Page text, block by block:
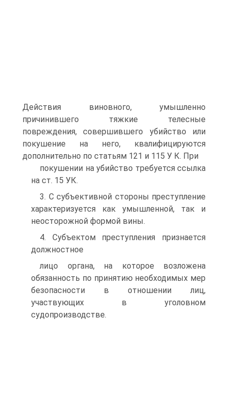
Действия виновного, умышленно
причинившего тяжкие телесные
повреждения, совершившего убийство или
покушение на него, квалифицируются
дополнительно по статьям 121 и 115 У К. При
покушении на убийство требуется ссылка
на ст. 15 УК.
3. С субъективной стороны преступление
характеризуется как умышленной, так и
неосторожной формой вины.
4. Субъектом преступления признается
должностное
лицо органа, на которое возложена
обязанность по принятию необходимых мер
безопасности в отношении лиц,
участвующих в уголовном
судопроизводстве.